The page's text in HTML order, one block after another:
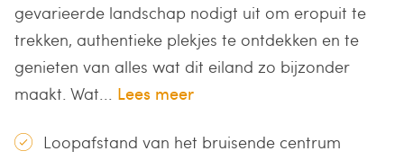
gevarieerde landschap nodigt uit om eropuit te
trekken, authentieke plekjes te ontdekken en te
genieten van alles wat dit eiland zo bijzonder
maakt. Wat... Lees meer
Loopafstand van het bruisende centrum